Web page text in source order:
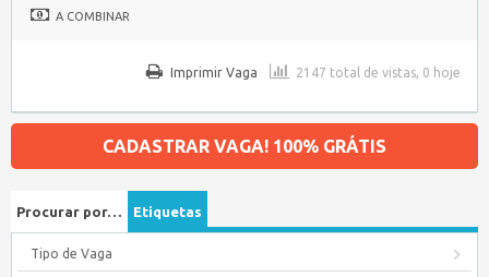
A COMBINAR
2147 total de vistas, 0 hoje
Imprimir Vaga
CADASTRAR VAGA! 100% GRÁTIS
Procurar por… Etiquetas
Tipo de Vaga